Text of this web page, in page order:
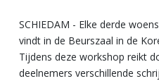
SCHIEDAM - Elke derde
vindt in de Beurszaal in de
Tijdens deze workshop reikt
deelnemers verschillende